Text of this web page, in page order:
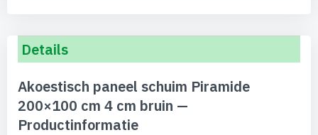
Details
Akoestisch paneel schuim Piramide
200×100 cm 4 cm bruin —
Productinformatie